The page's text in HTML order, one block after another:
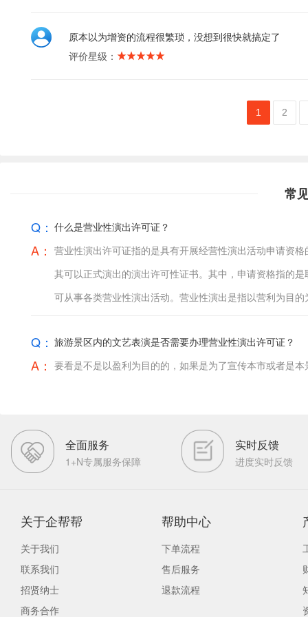
原本以为增资的流程很繁琐，没想到很快就搞定了
评价星级：
1 2
常
Q： 什么是营业性演出许可证？
A： 营业性演出许可证指的是具有开展经营性演出活动申请资
其可以正式演出的演出许可性证书。其中，申请资格指的
可从事各类营业性演出活动。营业性演出是指以营利为目
Q： 旅游景区内的文艺表演是否需要办理营业性演出许可证？
A： 要看是不是以盈利为目的的，如果是为了宣传本市或者是
全面服务
1+N专属服务保障
实时反馈
进度实时反馈
关于企帮帮
关于我们
联系我们
招贤纳士
商务合作
帮助中心
下单流程
售后服务
退款流程